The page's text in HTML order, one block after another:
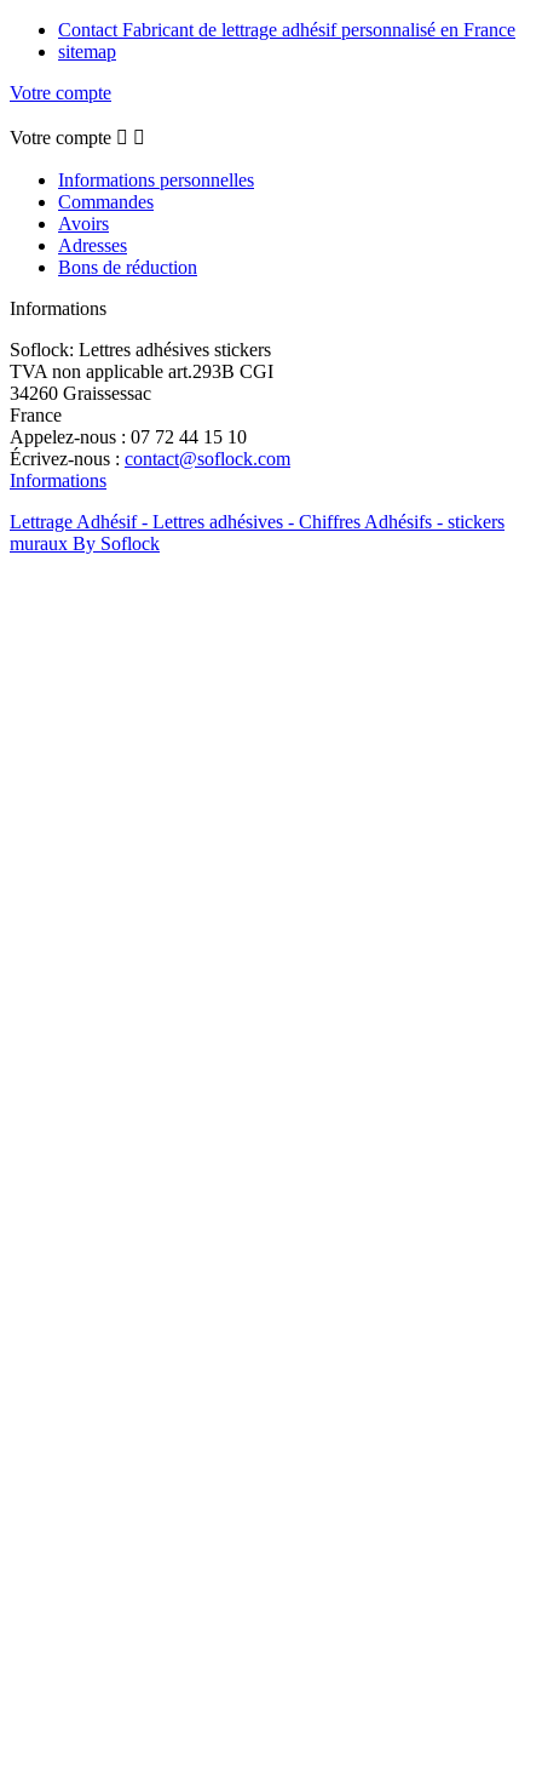
Contact Fabricant de lettrage adhésif personnalisé en France
sitemap
Votre compte
Votre compte  
Informations personnelles
Commandes
Avoirs
Adresses
Bons de réduction
Informations
Soflock: Lettres adhésives stickers
TVA non applicable art.293B CGI
34260 Graissessac
France
Appelez-nous : 07 72 44 15 10
Écrivez-nous : contact@soflock.com
Informations
Lettrage Adhésif - Lettres adhésives - Chiffres Adhésifs - stickers
muraux By Soflock